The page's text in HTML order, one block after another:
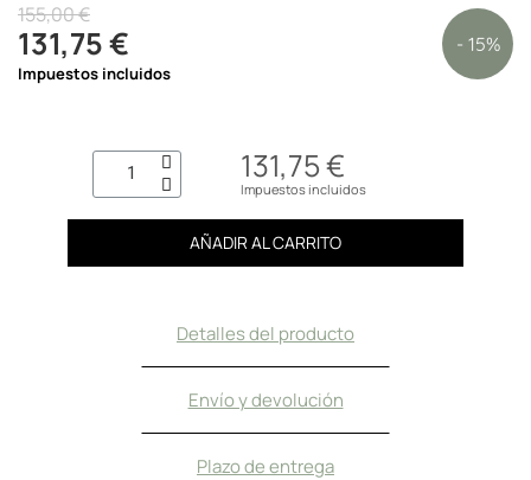
155,00 €
131,75 € - 15%
Impuestos incluidos
131,75 €
Impuestos incluidos
AÑADIR AL CARRITO
Detalles del producto
Envío y devolución
Plazo de entrega